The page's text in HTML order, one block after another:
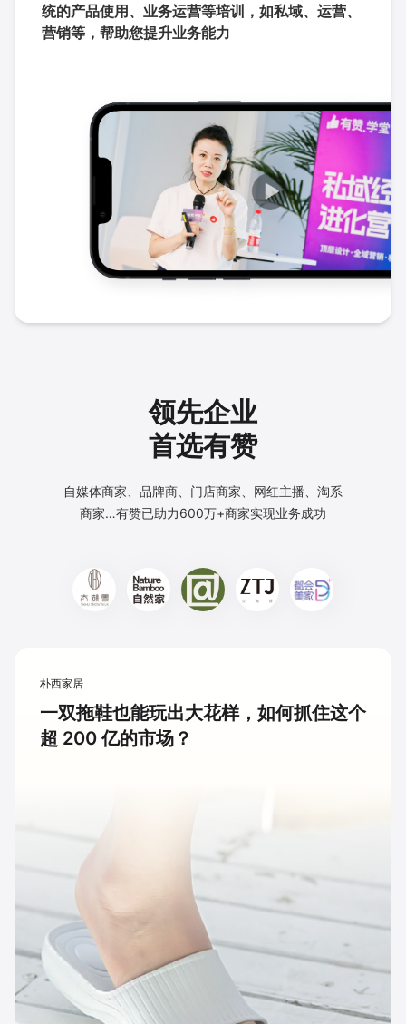
统的产品使用、业务运营等培训，如私域、运营、
营销等，帮助您提升业务能力
领先企业
首选有赞
自媒体商家、品牌商、门店商家、网红主播、淘系
商家…有赞已助力600万+商家实现业务成功
朴西家居
一双拖鞋也能玩出大花样，如何抓住这个
超 200 亿的市场？